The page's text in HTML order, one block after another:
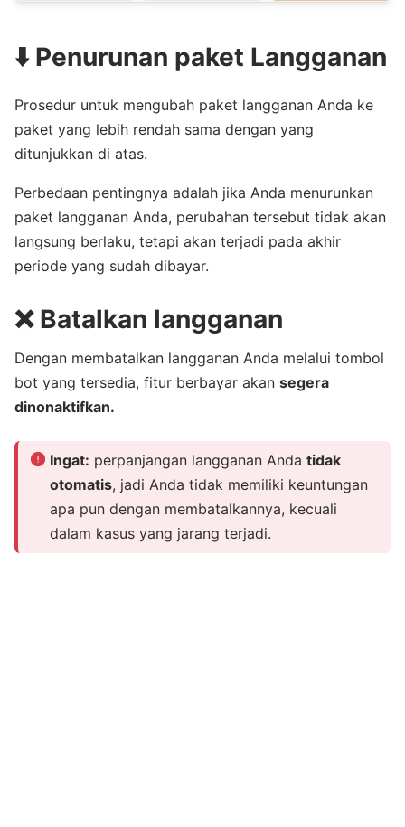
⬇️ Penurunan paket Langganan
Prosedur untuk mengubah paket langganan Anda ke
paket yang lebih rendah sama dengan yang
ditunjukkan di atas.
Perbedaan pentingnya adalah jika Anda menurunkan
paket langganan Anda, perubahan tersebut tidak akan
langsung berlaku, tetapi akan terjadi pada akhir
periode yang sudah dibayar.
❌ Batalkan langganan
Dengan membatalkan langganan Anda melalui tombol
bot yang tersedia, fitur berbayar akan segera
dinonaktifkan.
Ingat: perpanjangan langganan Anda tidak
otomatis, jadi Anda tidak memiliki keuntungan
apa pun dengan membatalkannya, kecuali
dalam kasus yang jarang terjadi.